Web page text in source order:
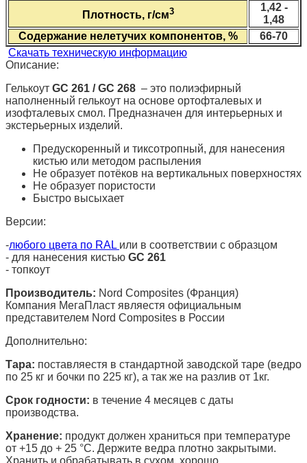
Плотность, г/см3
1,42 -
1,48
Содержание нелетучих компонентов, %
66-70
Скачать техническую информацию
Описание:
Гелькоут GC 261 / GC 268 – это полиэфирный
наполненный гелькоут на основе ортофталевых и
изофталевых смол. Предназначен для интерьерных и
экстерьерных изделий.
Предускоренный и тиксотропный, для нанесения
кистью или методом распыления
Не образует потёков на вертикальных поверхностях
Не образует пористости
Быстро высыхает
Версии:
-любого цвета по RAL или в соответствии с образцом
- для нанесения кистью GC 261
- топкоут
Производитель: Nord Composites (Франция)
Компания МегаПласт являестя официальным
представителем Nord Composites в России
Дополнительно:
Тара: поставляестя в стандартной заводской таре (ведро
по 25 кг и бочки по 225 кг), а так же на разлив от 1кг.
Срок годности: в течение 4 месяцев с даты
производства.
Хранение: продукт должен храниться при температуре
от +15 до + 25 °C. Держите ведра плотно закрытыми.
Хранить и обрабатывать в сухом, хорошо